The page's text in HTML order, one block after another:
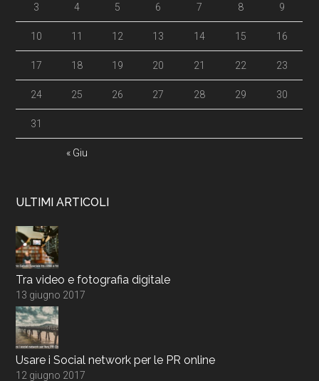
« Giu
3 4 5 6 7 8 9
10 11 12 13 14 15 16
17 18 19 20 21 22 23
24 25 26 27 28 29 30
31
ULTIMI ARTICOLI
Tra video e fotografia digitale
13 giugno 2017
Usare i Social network per le PR online
12 giugno 2017